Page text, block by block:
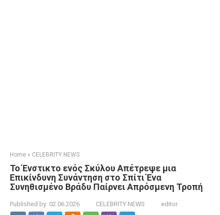
Home » CELEBRITY NEWS
Το Ένστικτο ενός Σκύλου Απέτρεψε μια
Επικίνδυνη Συνάντηση στο Σπίτι Ένα
Συνηθισμένο Βράδυ Παίρνει Απρόσμενη Τροπή
Published by: 02.06.2026 CELEBRITY NEWS editor